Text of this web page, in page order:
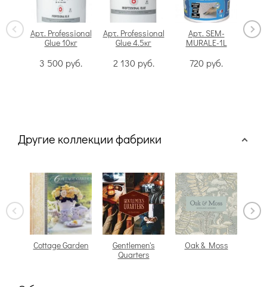
Арт. Professional
Glue 10кг
3 500 руб.
Арт. Professional
Glue 4.5кг
2 130 руб.
Арт. SEM-
MURALE-1L
720 руб.
Другие коллекции фабрики
Cottage Garden
Gentlemen's
Quarters
Oak & Moss